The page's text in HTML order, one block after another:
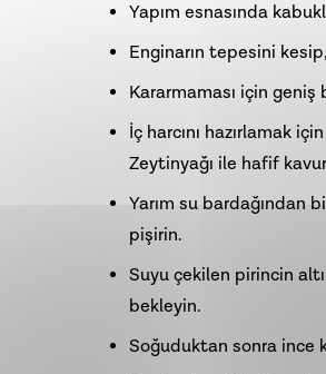
Yapım esnasında
Enginarın tepesini
Kararmaması için geniş
İç harcını hazırlamak
Zeytinyağı ile hafif
Yarım su bardağından
pişirin.
Suyu çekilen pirincin
bekleyin.
Soğuduktan sonra ince